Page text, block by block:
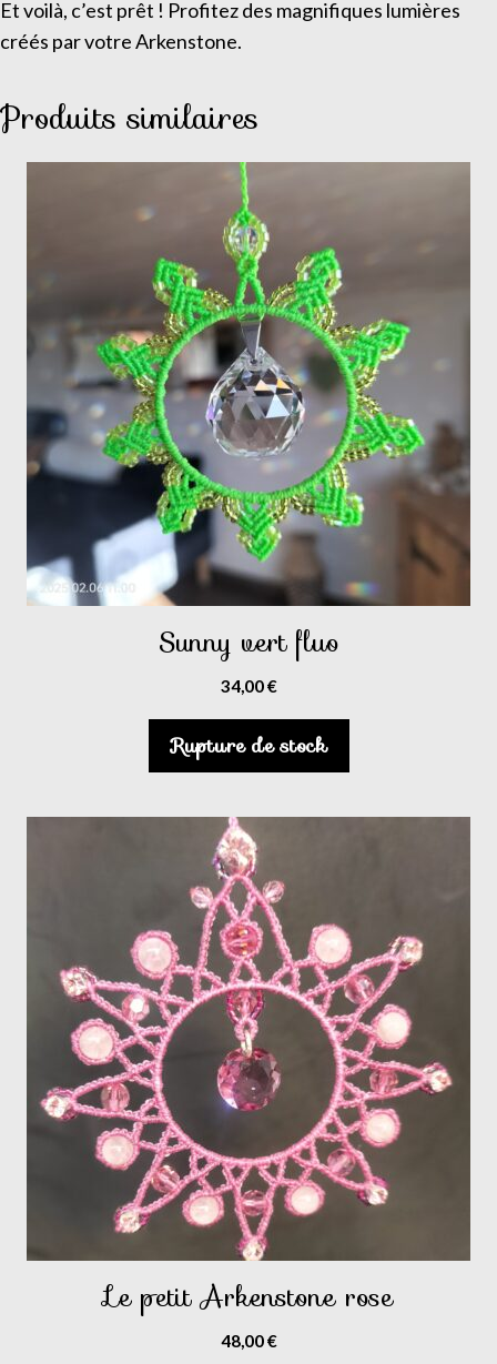
Et voilà, c’est prêt ! Profitez des magnifiques lumières
créés par votre Arkenstone.
Produits similaires
Sunny vert fluo
34,00€
Rupture de stock
Le petit Arkenstone rose
48,00€